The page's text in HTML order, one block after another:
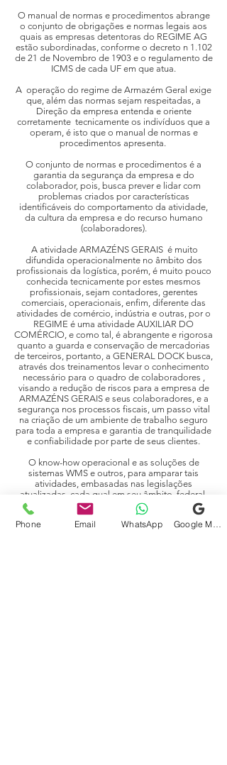
O manual de normas e procedimentos abrange
o conjunto de obrigações e normas legais aos
quais as empresas detentoras do REGIME AG
estão subordinadas, conforme o decreto n 1.102
de 21 de Novembro de 1903 e o regulamento de
ICMS de cada UF em que atua.
A operação do regime de Armazém Geral exige
que, além das normas sejam respeitadas, a
Direção da empresa entenda e oriente
corretamente tecnicamente os indivíduos que a
operam, é isto que o manual de normas e
procedimentos apresenta.
O conjunto de normas e procedimentos é a
garantia da segurança da empresa e do
colaborador, pois, busca prever e lidar com
problemas criados por características
identificáveis do comportamento da atividade,
da cultura da empresa e do recurso humano
(colaboradores).
A atividade ARMAZÉNS GERAIS é muito
difundida operacionalmente no âmbito dos
profissionais da logística, porém, é muito pouco
conhecida tecnicamente por estes mesmos
profissionais, sejam contadores, gerentes
comerciais, operacionais, enfim, diferente das
atividades de comércio, indústria e outras, por o
REGIME é uma atividade AUXILIAR DO
COMÉRCIO, e como tal, é abrangente e rigorosa
quanto a guarda e conservação de mercadorias
de terceiros, portanto, a GENERAL DOCK busca,
através dos treinamentos levar o conhecimento
necessário para o quadro de colaboradores ,
visando a redução de riscos para a empresa de
ARMAZÉNS GERAIS e seus colaboradores, e a
segurança nos processos fiscais, um passo vital
na criação de um ambiente de trabalho seguro
para toda a empresa e garantia de tranquilidade
e confiabilidade por parte de seus clientes.
O know-how operacional e as soluções de
sistemas WMS e outros, para amparar tais
atividades, embasadas nas legislações
atualizadas, cada qual em seu âmbito, federal,
estadual ou municipal e as soluções de
vanguarda, como o auto-serviço realizado pelos
clientes DEPOSITANTES, são diferenciais
Phone Email WhatsApp